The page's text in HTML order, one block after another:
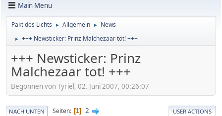
Main Menu
Pakt des Lichts ► Allgemein ► News
► +++ Newsticker: Prinz Malchezaar tot! +++
+++ Newsticker: Prinz
Malchezaar tot! +++
Begonnen von Tyriel, 02. Juni 2007, 00:26:07
NACH UNTEN Seiten 1 2 USER ACTIONS